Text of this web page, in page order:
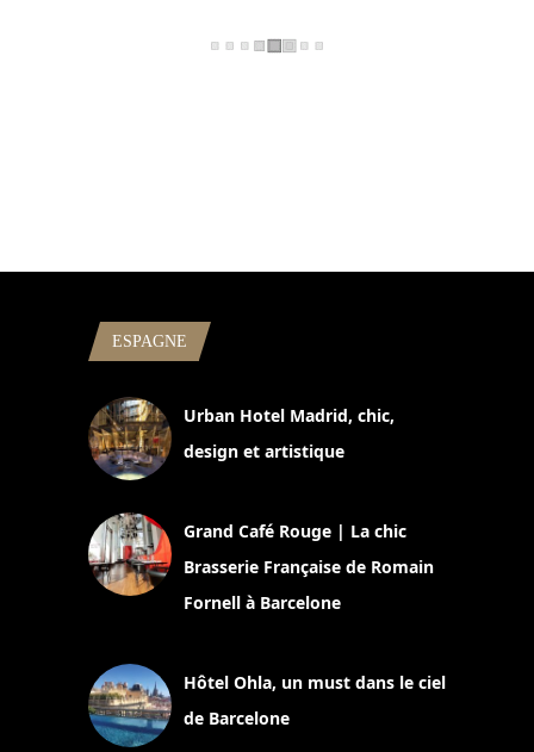
ESPAGNE
Urban Hotel Madrid, chic,
design et artistique
Grand Café Rouge | La chic
Brasserie Française de Romain
Fornell à Barcelone
Hôtel Ohla, un must dans le ciel
de Barcelone